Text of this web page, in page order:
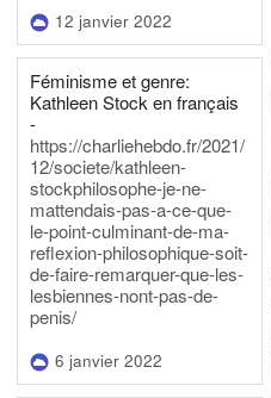
12 janvier 2022
Féminisme et genre:
Kathleen Stock en français
-
https://charliehebdo.fr/2021/
12/societe/kathleen-
stockphilosophe-je-ne-
mattendais-pas-a-ce-que-
le-point-culminant-de-ma-
reflexion-philosophique-soit-
de-faire-remarquer-que-les-
lesbiennes-nont-pas-de-
penis/
6 janvier 2022